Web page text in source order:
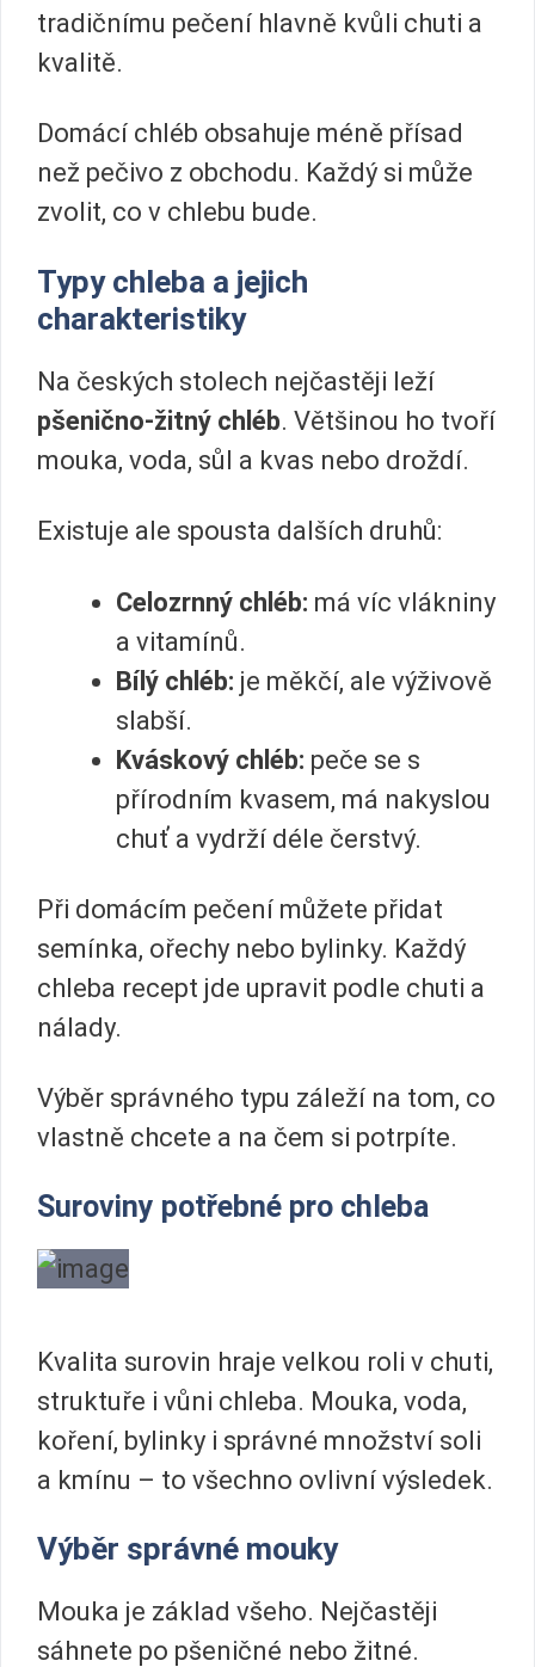
tradičnímu pečení hlavně kvůli chuti a
kvalitě.
Domácí chléb obsahuje méně přísad
než pečivo z obchodu. Každý si může
zvolit, co v chlebu bude.
Typy chleba a jejich
charakteristiky
Na českých stolech nejčastěji leží
pšenično-žitný chléb. Většinou ho tvoří
mouka, voda, sůl a kvas nebo droždí.
Existuje ale spousta dalších druhů:
Celozrnný chléb: má víc vlákniny
a vitamínů.
Bílý chléb: je měkčí, ale výživově
slabší.
Kváskový chléb: peče se s
přírodním kvasem, má nakyslou
chuť a vydrží déle čerstvý.
Při domácím pečení můžete přidat
semínka, ořechy nebo bylinky. Každý
chleba recept jde upravit podle chuti a
nálady.
Výběr správného typu záleží na tom, co
vlastně chcete a na čem si potrpíte.
Suroviny potřebné pro chleba
Kvalita surovin hraje velkou roli v chuti,
struktuře i vůni chleba. Mouka, voda,
koření, bylinky i správné množství soli
a kmínu – to všechno ovlivní výsledek.
Výběr správné mouky
Mouka je základ všeho. Nejčastěji
sáhnete po pšeničné nebo žitné.